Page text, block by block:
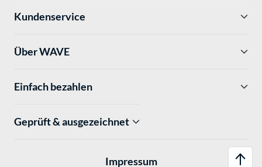
Kundenservice
Über WAVE
Einfach bezahlen
Geprüft & ausgezeichnet
Impressum